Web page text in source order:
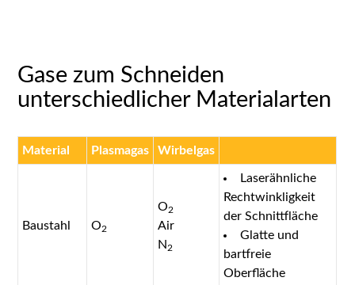
Gase zum Schneiden
unterschiedlicher Materialarten
Material Plasmagas Wirbelgas
Baustahl O2
O2
Air
N 2
Laserähnliche
Rechtwinkligkeit
der Schnittfläche
Glatte und
bartfreie
Oberfläche